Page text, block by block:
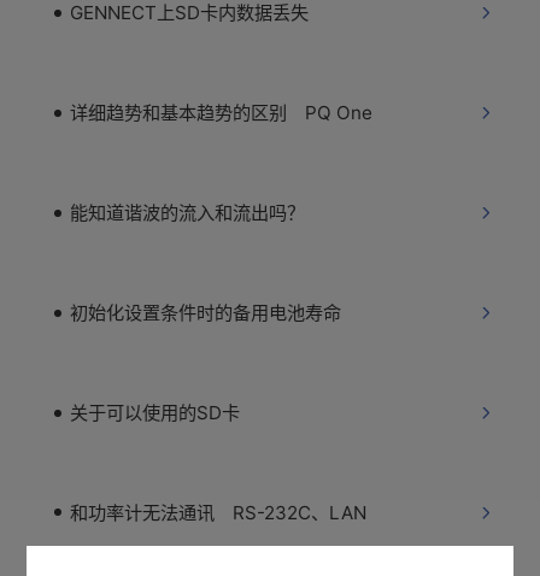
GENNECT上SD卡内数据丢失
详细趋势和基本趋势的区别 PQ One
能知道谐波的流入和流出吗？
初始化设置条件时的备用电池寿命
关于可以使用的SD卡
和功率计无法通讯 RS-232C、LAN